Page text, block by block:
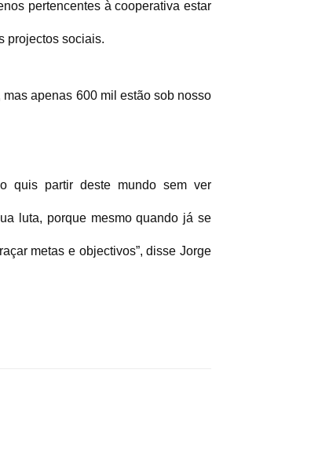
pertencentes à cooperativa estar
projectos sociais.
apenas 600 mil estão sob nosso
quis partir deste mundo sem ver
luta, porque mesmo quando já se
metas e objectivos”, disse Jorge